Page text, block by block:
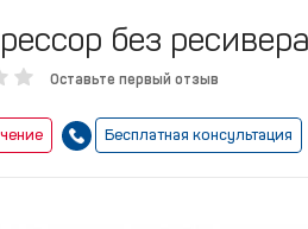
без
Оставьте первый отзыв
Бесплатная консультация